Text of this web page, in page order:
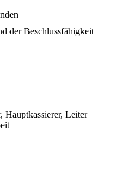
der Beschlussfähigkeit
Hauptkassierer, Leiter